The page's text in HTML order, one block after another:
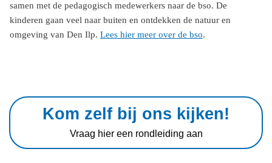
samen met de pedagogisch medewerkers naar de bso. De
kinderen gaan veel naar buiten en ontdekken de natuur en
omgeving van Den Ilp. Lees hier meer over de bso.
Kom zelf bij ons kijken!
Vraag hier een rondleiding aan